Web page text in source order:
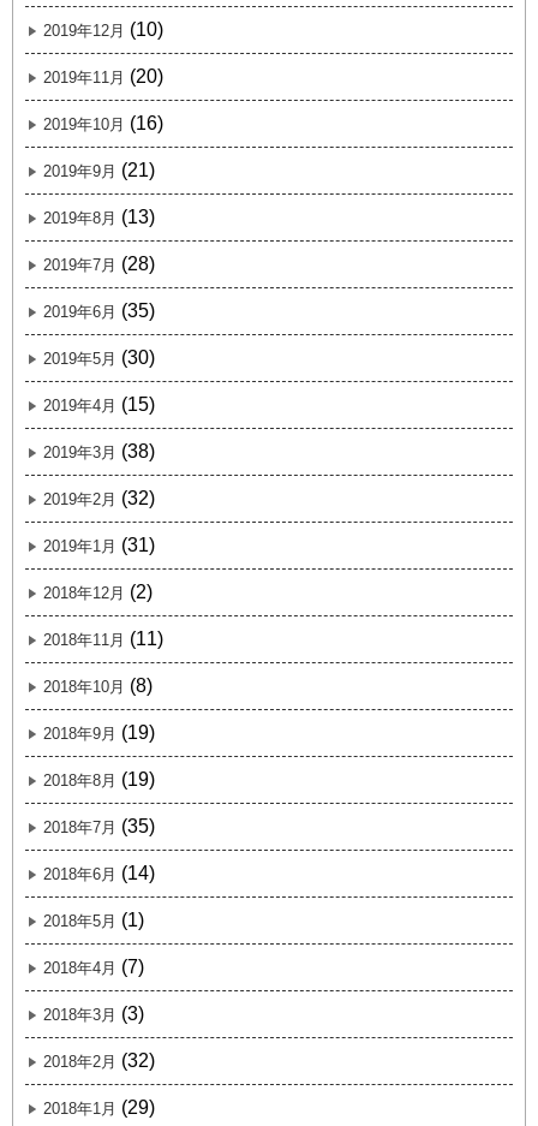
2019年12月 (10)
2019年11月 (20)
2019年10月 (16)
2019年9月 (21)
2019年8月 (13)
2019年7月 (28)
2019年6月 (35)
2019年5月 (30)
2019年4月 (15)
2019年3月 (38)
2019年2月 (32)
2019年1月 (31)
2018年12月 (2)
2018年11月 (11)
2018年10月 (8)
2018年9月 (19)
2018年8月 (19)
2018年7月 (35)
2018年6月 (14)
2018年5月 (1)
2018年4月 (7)
2018年3月 (3)
2018年2月 (32)
2018年1月 (29)